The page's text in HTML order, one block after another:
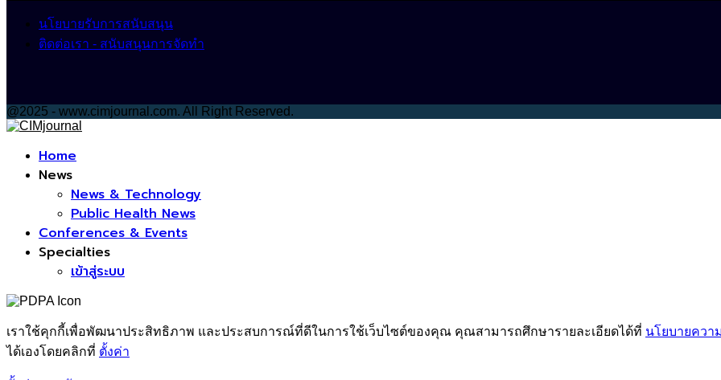
นโยบายรับการสนับสนุน
ติดต่อเรา - สนับสนุนการจัดทำ
@2025 - www.cimjournal.com. All Right Reserved.
Home
News
News & Technology
Public Health News
Conferences & Events
Specialties
เข้าสู่ระบบ
เราใช้คุกกี้เพื่อพัฒนาประสิทธิภาพ และประสบการณ์ที่ดีในการใช้เว็บไซต์ของคุณ คุณสามารถศึกษารายละเอียดได้ที่ นโยบายควา
ได้เองโดยคลิกที่ ตั้งค่า